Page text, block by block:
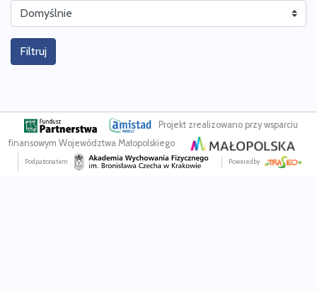
Filtruj
Projekt zrealizowano przy wsparciu
finansowym Województwa Małopolskiego
Pod patronatem Powered by